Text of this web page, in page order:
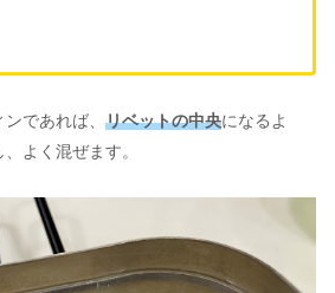
であれば、 リベットの中央になるよ
よく混ぜます。